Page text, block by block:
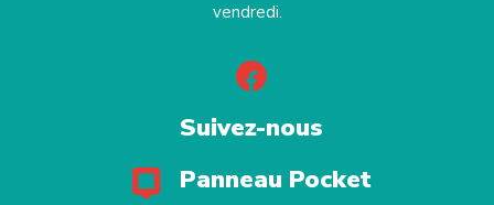
vendredi.
Suivez-nous
Panneau Pocket